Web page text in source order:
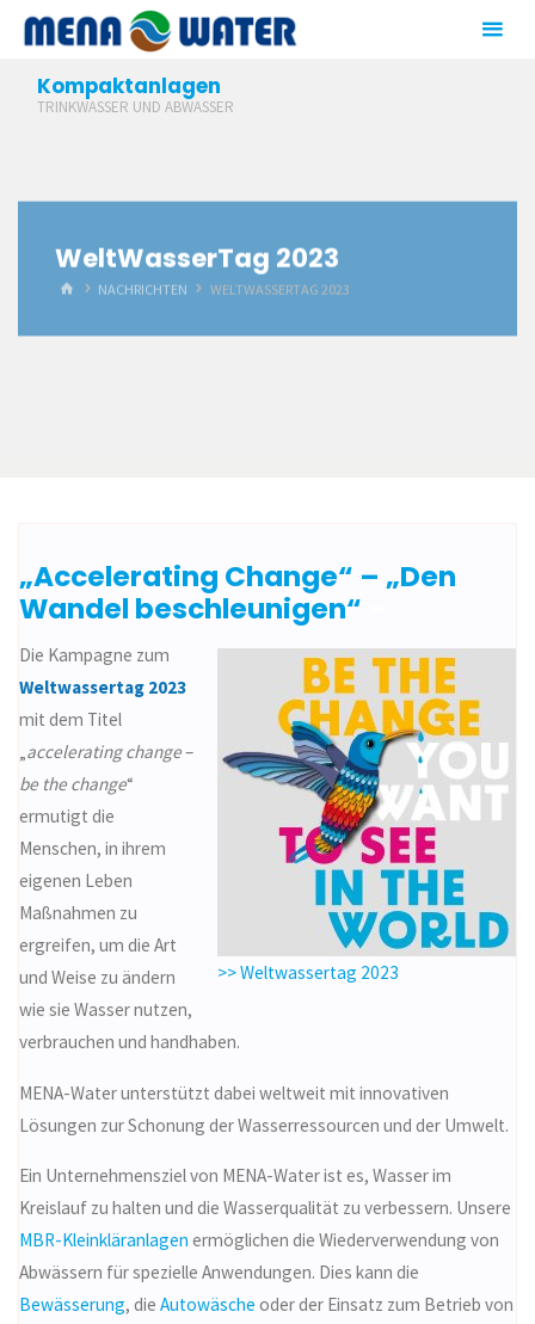
Zum
Inhalt
springenKompaktanlagen
TRINKWASSER UND ABWASSER
WeltWasserTag 2023
STARTNACHRICHTEN WELTWASSERTAG 2023
„Accelerating Change“ – „Den
Wandel beschleunigen“
>> Weltwassertag 2023
Die Kampagne zum
Weltwassertag 2023
mit dem Titel
„accelerating change–
be the change“
ermutigt die
Menschen, in ihrem
eigenen Leben
Maßnahmen zu
ergreifen, um die Art
und Weise zu ändern
wie sie Wasser nutzen,
verbrauchen und handhaben.
MENA-Water unterstützt dabei weltweit mit innovativen
Lösungen zur Schonung der Wasserressourcen und der Umwelt.
Ein Unternehmensziel von MENA-Water ist es, Wasser im
Kreislauf zu halten und die Wasserqualität zu verbessern. Unsere
MBR-Kleinkläranlagen ermöglichen die Wiederverwendung von
Abwässern für spezielle Anwendungen. Dies kann die
Bewässerung, dieAutowäsche oder der Einsatz zum Betrieb von